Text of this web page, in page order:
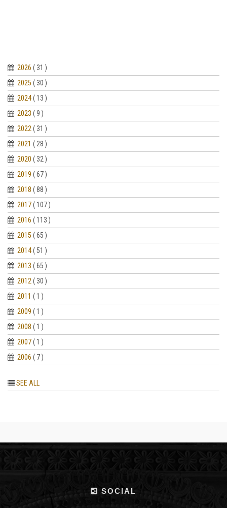
2026 ( 31 )
2025 ( 30 )
2024( 13 )
2023 ( 9 )
2022( 31 )
2021 ( 28 )
2020 ( 32 )
2019 ( 67 )
2018 ( 88 )
2017( 107 )
2016 ( 113 )
2015 ( 65 )
2014( 51 )
2013 ( 65 )
2012( 30 )
2011 ( 1 )
2009 ( 1 )
2008 ( 1 )
2007( 1 )
2006 ( 7 )
SEE ALL
SOCIAL